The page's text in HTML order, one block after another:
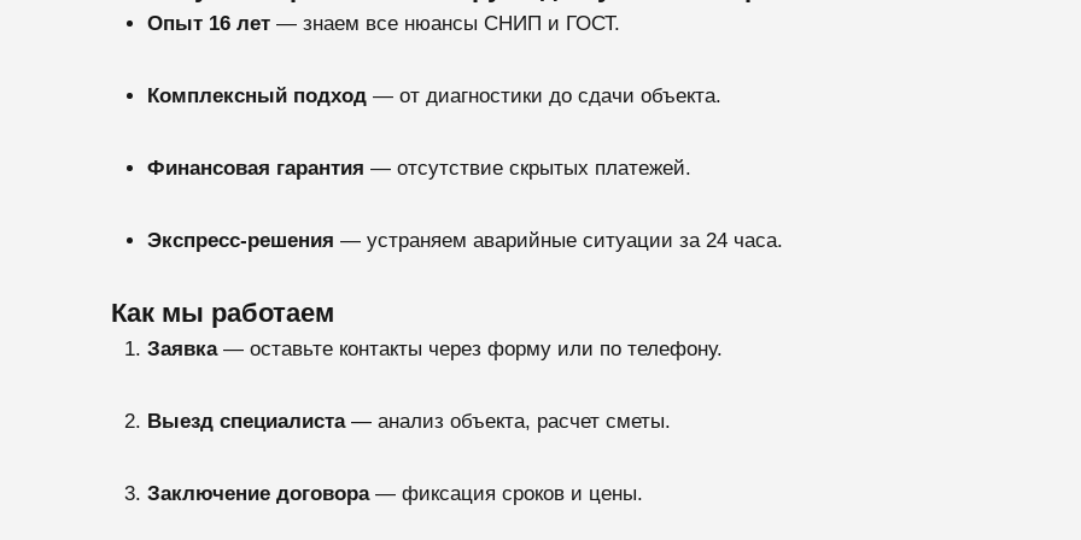
Опыт 16 лет — знаем все нюансы СНИП и ГОСТ.
Комплексный подход — от диагностики до сдачи объекта.
Финансовая гарантия — отсутствие скрытых платежей.
Экспресс-решения — устраняем аварийные ситуации за 24 часа.
Как мы работаем
Заявка — оставьте контакты через форму или по телефону.
Выезд специалиста — анализ объекта, расчет сметы.
Заключение договора — фиксация сроков и цены.